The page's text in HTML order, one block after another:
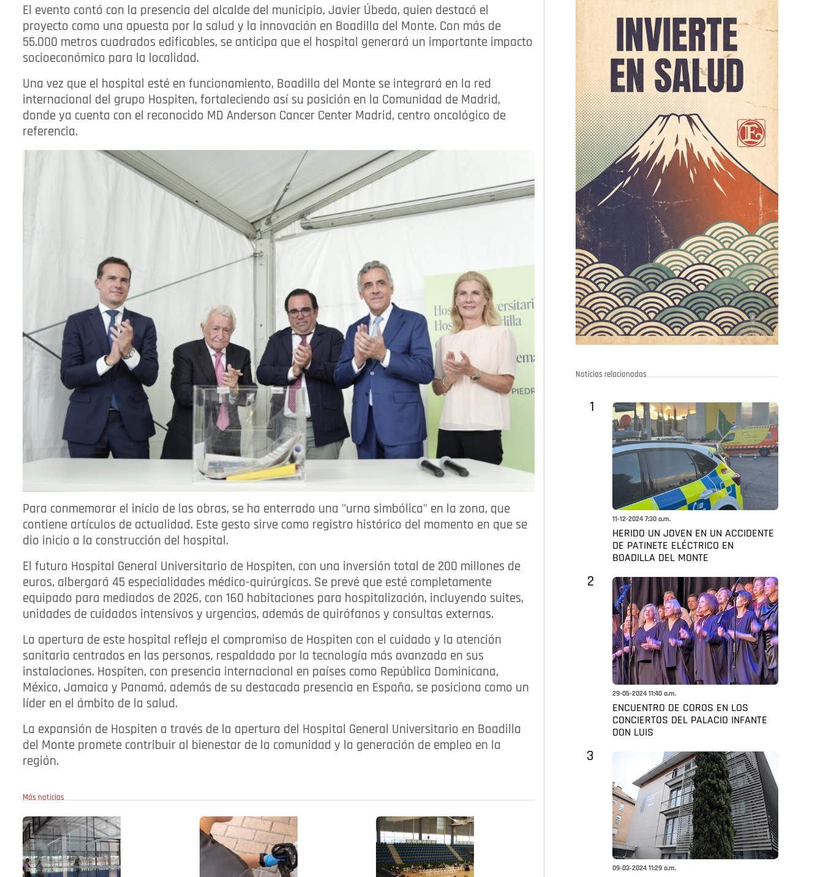
El evento contó con la presencia del alcalde del municipio, Javier Úbeda, quien destacó el
proyecto como una apuesta por la salud y la innovación en Boadilla del Monte. Con más de
55.000 metros cuadrados edificables, se anticipa que el hospital generará un importante impacto
socioeconómico para la localidad.
Una vez que el hospital esté en funcionamiento, Boadilla del Monte se integrará en la red
internacional del grupo Hospiten, fortaleciendo así su posición en la Comunidad de Madrid,
donde ya cuenta con el reconocido MD Anderson Cancer Center Madrid, centro oncológico de
referencia.
Para conmemorar el inicio de las obras, se ha enterrado una "urna simbólica" en la zona, que
contiene artículos de actualidad. Este gesto sirve como registro histórico del momento en que se
dio inicio a la construcción del hospital.
El futuro Hospital General Universitario de Hospiten, con una inversión total de 200 millones de
euros, albergará 45 especialidades médico-quirúrgicas. Se prevé que esté completamente
equipado para mediados de 2026, con 160 habitaciones para hospitalización, incluyendo suites,
unidades de cuidados intensivos y urgencias, además de quirófanos y consultas externas.
La apertura de este hospital refleja el compromiso de Hospiten con el cuidado y la atención
sanitaria centrados en las personas, respaldado por la tecnología más avanzada en sus
instalaciones. Hospiten, con presencia internacional en países como República Dominicana,
México, Jamaica y Panamá, además de su destacada presencia en España, se posiciona como un
líder en el ámbito de la salud.
La expansión de Hospiten a través de la apertura del Hospital General Universitario en Boadilla
del Monte promete contribuir al bienestar de la comunidad y la generación de empleo en la
región.
Más noticias
Noticias relacionadas
1
11-12-2024 7:30 a.m.
HERIDO UN JOVEN EN UN ACCIDENTE
DE PATINETE ELÉCTRICO EN
BOADILLA DEL MONTE
2
29-05-2024 11:40 a.m.
ENCUENTRO DE COROS EN LOS
CONCIERTOS DEL PALACIO INFANTE
DON LUIS
3
09-03-2024 11:29 a.m.